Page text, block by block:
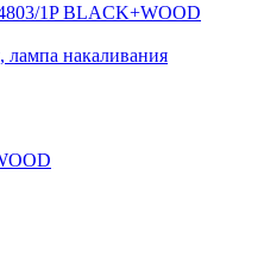
1P BLACK+WOOD
лампа накаливания